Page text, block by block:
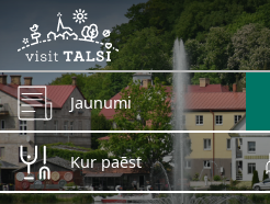
Skip to main content
Jaunumi
Kur paēst